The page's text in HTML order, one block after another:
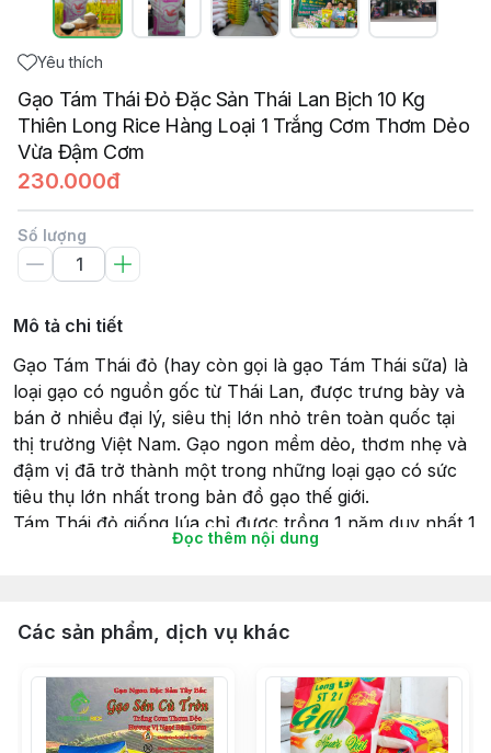
Yêu thích
Gạo Tám Thái Đỏ Đặc Sản Thái Lan Bịch 10 Kg
Thiên Long Rice Hàng Loại 1 Trắng Cơm Thơm Dẻo
Vừa Đậm Cơm
230.000đ
Số lượng
Mô tả chi tiết
Gạo Tám Thái đỏ (hay còn gọi là gạo Tám Thái sữa) là
loại gạo có nguồn gốc từ Thái Lan, được trưng bày và
bán ở nhiều đại lý, siêu thị lớn nhỏ trên toàn quốc tại
thị trường Việt Nam. Gạo ngon mềm dẻo, thơm nhẹ và
đậm vị đã trở thành một trong những loại gạo có sức
tiêu thụ lớn nhất trong bản đồ gạo thế giới.
Tám Thái đỏ giống lúa chỉ được trồng 1 năm duy nhất 1
Gạo khi nấu cho cơm chín mềm, hương thơm hấp dẫn
Cơm Tám Thái đỏ vẫn dẻo, thơm và chất lượng ngay
cả khi để nguội.
Hàm lượng dinh dưỡng trong gạo rất cao: Tinh bột,
Đọc thêm nội dung
Các sản phẩm, dịch vụ khác